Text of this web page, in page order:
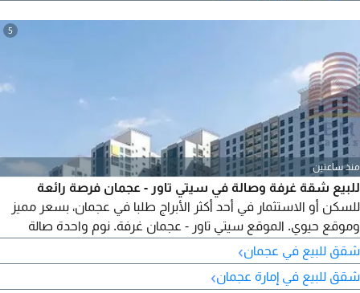
5
منذ ساعتين
للبيع شقة غرفة وصالة في سيتي تاور - عجمان فرصة رائعة
للسكن أو الاستثمار في أحد أكثر الأبراج طلبا في عجمان، بسعر مميز
وموقع حيوي. الموقع سيتي تاور - عجمان غرفة. نوم واحدة صالة
واسعة المساحة 757 قدم موقف سيارة خاص (باركينج) سعر البيع
400000 درهم فقط كود العقار 8019 تواصل معنا الآن لمزيد من
التفاصيل أو لحجز موعد للمعاينة
شقق للبيع في عجمان›
شقق للبيع في إمارة عجمان›